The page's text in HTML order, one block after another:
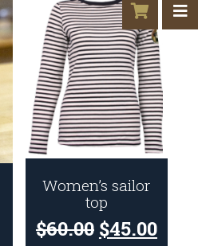
Women’s sailor
top
$60.00 $45.00